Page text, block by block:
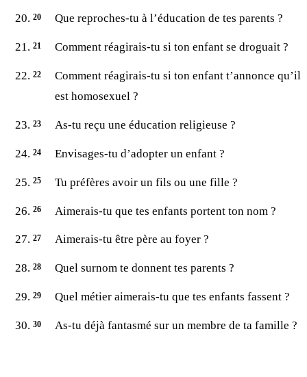
Que reproches-tu à l’éducation de tes parents ?
Comment réagirais-tu si ton enfant se droguait ?
Comment réagirais-tu si ton enfant t’annonce qu’il
est homosexuel ?
As-tu reçu une éducation religieuse ?
Envisages-tu d’adopter un enfant ?
Tu préfères avoir un fils ou une fille ?
Aimerais-tu que tes enfants portent ton nom ?
Aimerais-tu être père au foyer ?
Quel surnom te donnent tes parents ?
Quel métier aimerais-tu que tes enfants fassent ?
As-tu déjà fantasmé sur un membre de ta famille ?